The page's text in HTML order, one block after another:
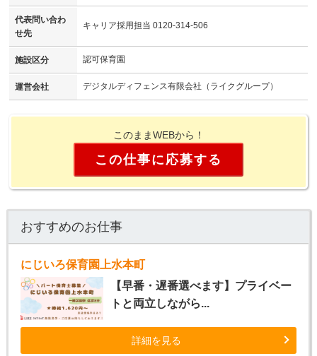
代表問い合わ
せ先
キャリア採用担当 0120-314-506
施設区分 認可保育園
運営会社 デジタルディフェンス有限会社（ライクグループ）
このままWEBから！
この仕事に応募する
おすすめのお仕事
にじいろ保育園上水本町
【早番・遅番選べます】プライベー
トと両立しながら...
詳細を見る